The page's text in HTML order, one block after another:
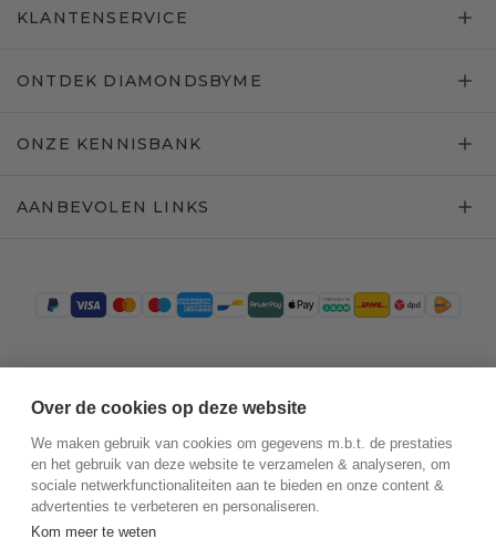
KLANTENSERVICE
ONTDEK DIAMONDSBYME
ONZE KENNISBANK
AANBEVOLEN LINKS
Over de cookies op deze website
We maken gebruik van cookies om gegevens m.b.t. de prestaties
en het gebruik van deze website te verzamelen & analyseren, om
sociale netwerkfunctionaliteiten aan te bieden en onze content &
advertenties te verbeteren en personaliseren.
Kom meer te weten